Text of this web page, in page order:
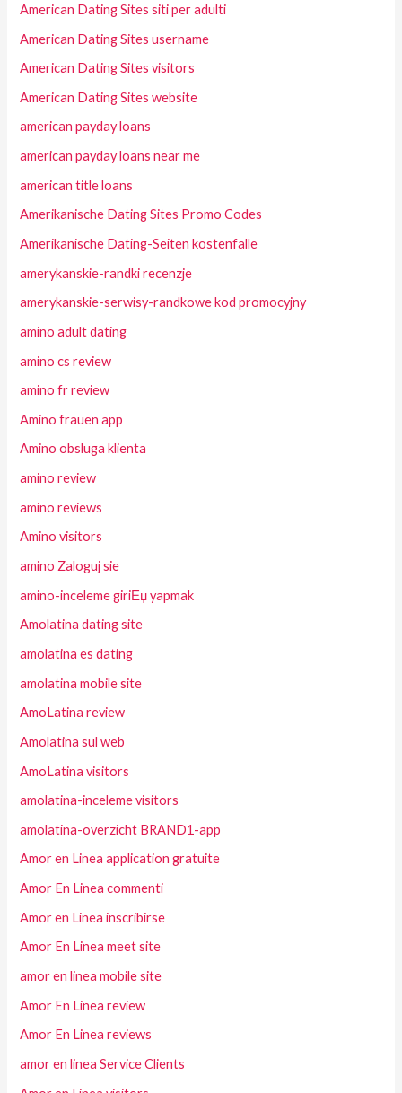
American Dating Sites siti per adulti
American Dating Sites username
American Dating Sites visitors
American Dating Sites website
american payday loans
american payday loans near me
american title loans
Amerikanische Dating Sites Promo Codes
Amerikanische Dating-Seiten kostenfalle
amerykanskie-randki recenzje
amerykanskie-serwisy-randkowe kod promocyjny
amino adult dating
amino cs review
amino fr review
Amino frauen app
Amino obsluga klienta
amino review
amino reviews
Amino visitors
amino Zaloguj sie
amino-inceleme giriЕџ yapmak
Amolatina dating site
amolatina es dating
amolatina mobile site
AmoLatina review
Amolatina sul web
AmoLatina visitors
amolatina-inceleme visitors
amolatina-overzicht BRAND1-app
Amor en Linea application gratuite
Amor En Linea commenti
Amor en Linea inscribirse
Amor En Linea meet site
amor en linea mobile site
Amor En Linea review
Amor En Linea reviews
amor en linea Service Clients